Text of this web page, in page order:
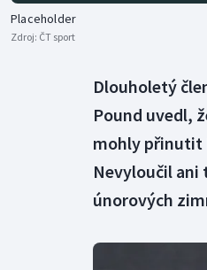
Placeholder
Zdroj: ČT sport
Dlouholetý
Pound uvedl,
mohly přinutit
Nevyloučil ani
únorových